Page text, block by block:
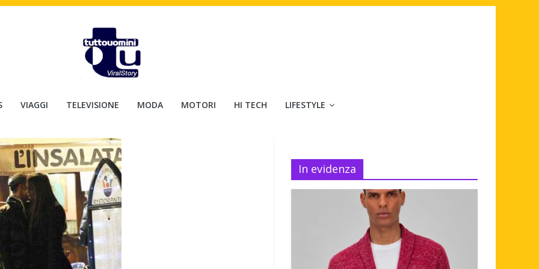
VIAGGI TELEVISIONE MODA MOTORI HI TECH LIFESTYLE
In evidenza